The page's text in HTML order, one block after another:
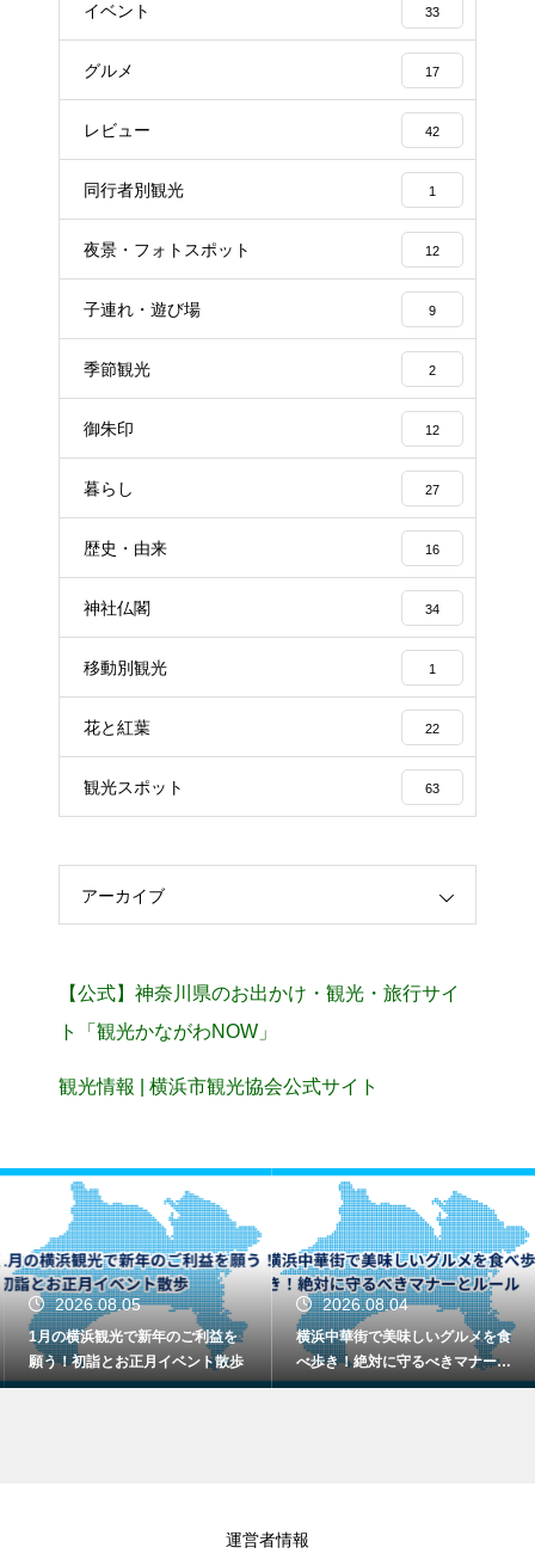
イベント 33
グルメ 17
レビュー 42
同行者別観光 1
夜景・フォトスポット 12
子連れ・遊び場 9
季節観光 2
御朱印 12
暮らし 27
歴史・由来 16
神社仏閣 34
移動別観光 1
花と紅葉 22
観光スポット 63
アーカイブ
【公式】神奈川県のお出かけ・観光・旅行サイ
ト「観光かながわNOW」
観光情報 | 横浜市観光協会公式サイト
2026.08.05
1月の横浜観光で新年のご利益を
願う！初詣とお正月イベント散歩
2026.08.04
横浜中華街で美味しいグルメを食
べ歩き！絶対に守るべきマナーと
ルール
運営者情報